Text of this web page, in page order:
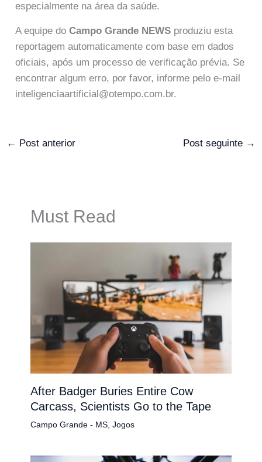
especialmente na área da saúde.
A equipe doCampo Grande NEWS produziu esta
reportagem automaticamente com base em dados
oficiais, após um processo de verificação prévia. Se
encontrar algum erro, por favor, informe pelo e-mail
inteligenciaartificial@otempo.com.br.
← Post anterior Post seguinte →
Must Read
After Badger Buries Entire Cow
Carcass, Scientists Go to the Tape
Campo Grande - MS, Jogos